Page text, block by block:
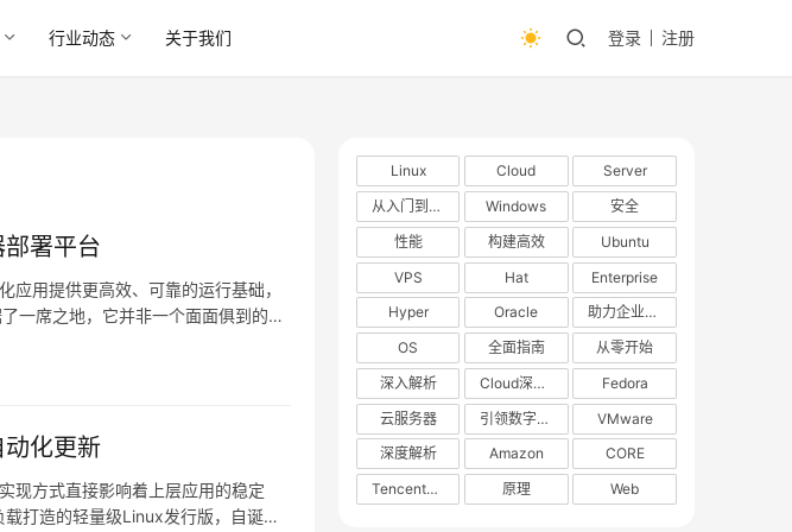
行业动态 关于我们 登录 注册
署平台
用提供更高效、可靠的运行基础，
一席之地，它并非一个面面俱到的通
化更新
现方式直接影响着上层应用的稳定
打造的轻量级Linux发行版，自诞生
Linux Cloud
Server
从入门到精通
Windows
安全
性能
构建高效
Ubuntu
VPS
Hat
Enterprise
Hyper
Oracle
助力企业数字化转型
OS
全面指南
从零开始
深入解析
Cloud深度解析
Fedora
云服务器
引领数字化转型
VMware
深度解析
Amazon
CORE
TencentOS
原理 Web